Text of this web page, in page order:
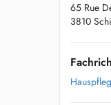
65 Rue
3810